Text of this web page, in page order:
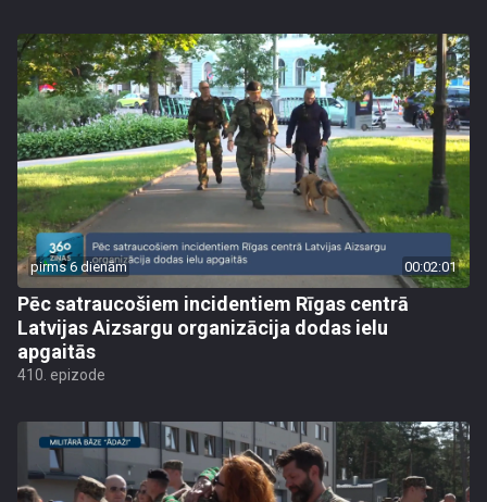
pirms 6 dienām 00:02:01
Pēc satraucošiem incidentiem Rīgas centrā
Latvijas Aizsargu organizācija dodas ielu
apgaitās
410. epizode